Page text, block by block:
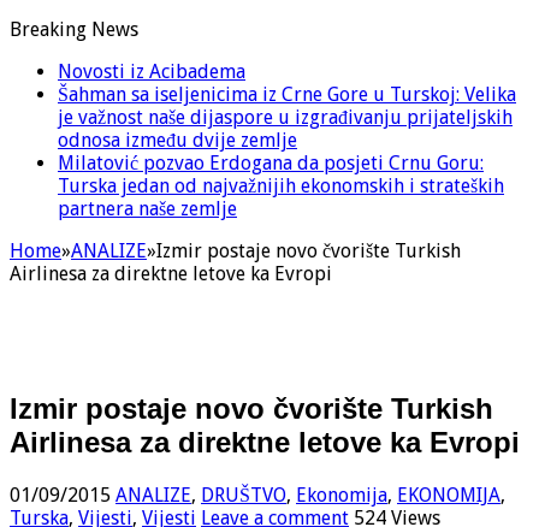
Breaking News
Novosti iz Acibadema
Šahman sa iseljenicima iz Crne Gore u Turskoj: Velika
je važnost naše dijaspore u izgrađivanju prijateljskih
odnosa između dvije zemlje
Milatović pozvao Erdogana da posjeti Crnu Goru:
Turska jedan od najvažnijih ekonomskih i strateških
partnera naše zemlje
Home»ANALIZE»Izmir postaje novo čvorište Turkish
Airlinesa za direktne letove ka Evropi
Izmir postaje novo čvorište Turkish
Airlinesa za direktne letove ka Evropi
01/09/2015 ANALIZE, DRUŠTVO, Ekonomija, EKONOMIJA,
Turska, Vijesti, Vijesti Leave a comment 524 Views